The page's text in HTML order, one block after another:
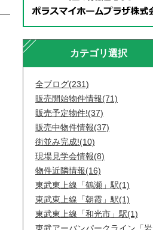
カテゴリ選択
全ブログ(231)
販売開始物件情報(71)
販売予定物件!(37)
販売中物件情報(37)
街並み完成!(10)
現場見学会情報(8)
物件近隣情報(16)
東武東上線「鶴瀬」駅(1)
東武東上線「朝霞」駅(1)
東武東上線「和光市」駅(1)